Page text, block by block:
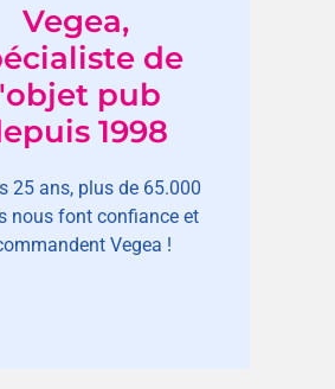
Vegea,
de
pub
1998
25 ans, plus de 65.000
nous font confiance et
Vegea !